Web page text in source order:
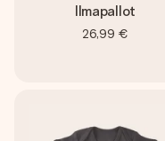
Ilmapallot
26,99 €